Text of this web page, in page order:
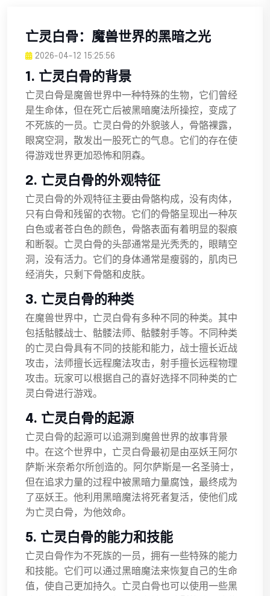
亡灵白骨：魔兽世界的黑暗之光
2026-04-12 15:25:56
1. 亡灵白骨的背景
亡灵白骨是魔兽世界中一种特殊的生物，它们曾经
是生命体，但在死亡后被黑暗魔法所操控，变成了
不死族的一员。亡灵白骨的外貌骇人，骨骼裸露，
眼窝空洞，散发出一股死亡的气息。它们的存在使
得游戏世界更加恐怖和阴森。
2. 亡灵白骨的外观特征
亡灵白骨的外观特征主要由骨骼构成，没有肉体，
只有白骨和残留的衣物。它们的骨骼呈现出一种灰
白色或者苍白色的颜色，骨骼表面有着明显的裂痕
和断裂。亡灵白骨的头部通常是光秃秃的，眼睛空
洞，没有活力。它们的身体通常是瘦弱的，肌肉已
经消失，只剩下骨骼和皮肤。
3. 亡灵白骨的种类
在魔兽世界中，亡灵白骨有多种不同的种类。其中
包括骷髅战士、骷髅法师、骷髅射手等。不同种类
的亡灵白骨具有不同的技能和能力，战士擅长近战
攻击，法师擅长远程魔法攻击，射手擅长远程物理
攻击。玩家可以根据自己的喜好选择不同种类的亡
灵白骨进行游戏。
4. 亡灵白骨的起源
亡灵白骨的起源可以追溯到魔兽世界的故事背景
中。在这个世界中，亡灵白骨最初是由巫妖王阿尔
萨斯·米奈希尔所创造的。阿尔萨斯是一名圣骑士，
但在追求力量的过程中被黑暗力量腐蚀，最终成为
了巫妖王。他利用黑暗魔法将死者复活，使他们成
为亡灵白骨，为他效命。
5. 亡灵白骨的能力和技能
亡灵白骨作为不死族的一员，拥有一些特殊的能力
和技能。它们可以通过黑暗魔法来恢复自己的生命
值，使自己更加持久。亡灵白骨也可以使用一些黑